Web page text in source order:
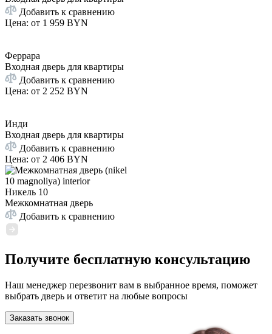
Добавить к сравнению
Цена: от 1 959 BYN
Феррара
Входная дверь для квартиры
Добавить к сравнению
Цена: от 2 252 BYN
Инди
Входная дверь для квартиры
Добавить к сравнению
Цена: от 2 406 BYN
Никель 10
Межкомнатная дверь
Добавить к сравнению
Получите бесплатную консультацию
Наш менеджер перезвонит вам в выбранное время, поможет
выбрать дверь и ответит на любые вопросы
Заказать звонок